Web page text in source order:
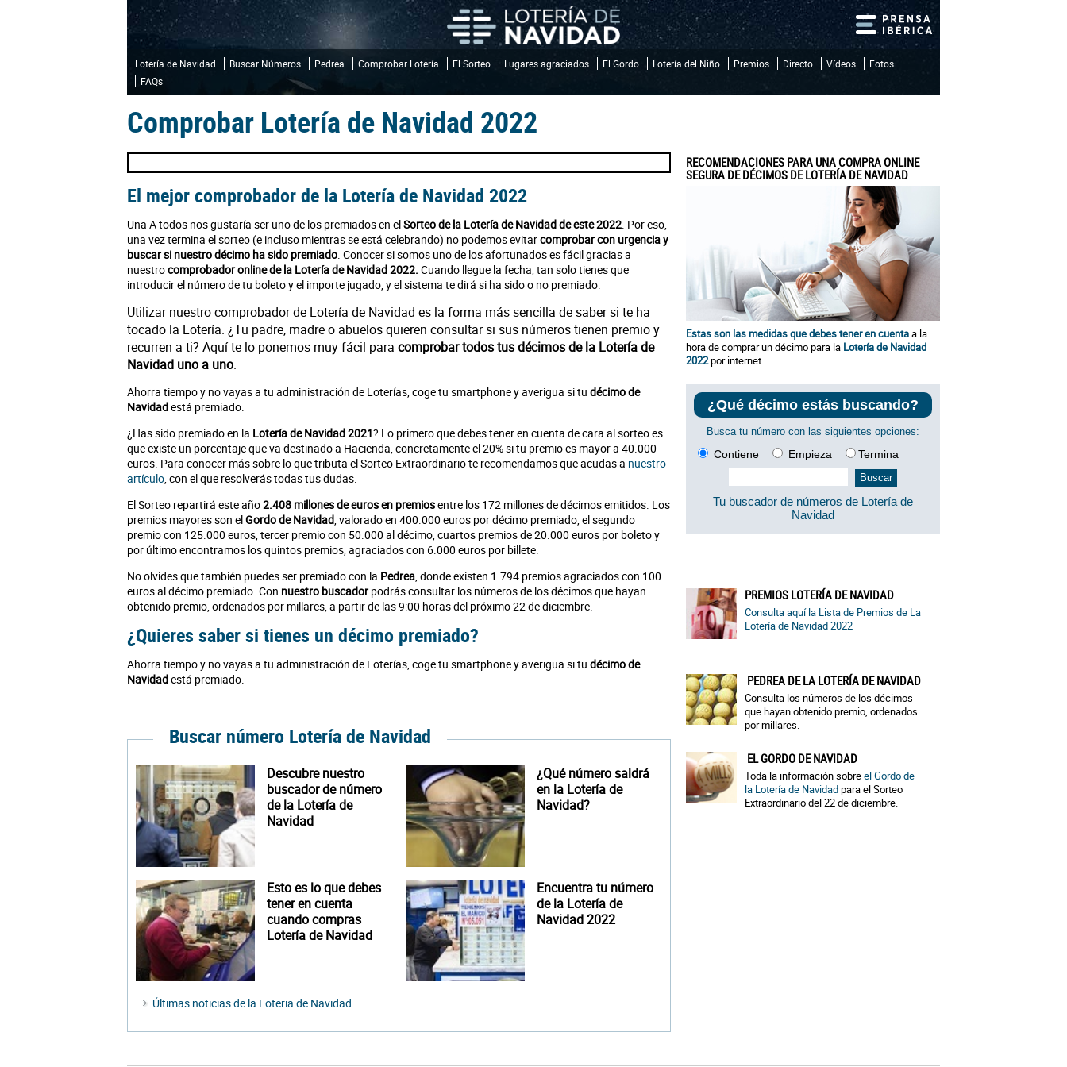
Lotería de Navidad Buscar Números Pedrea Comprobar Lotería El Sorteo Lugares agraciados El Gordo Lotería del Niño Premios Directo Vídeos
Fotos
FAQs
Comprobar Lotería de Navidad 2022
El mejor comprobador de la Lotería de Navidad 2022
Una A todos nos gustaría ser uno de los premiados en elSorteo de la Lotería de Navidad de este 2022. Por eso,
una vez termina el sorteo (e incluso mientras se está celebrando) no podemos evitarcomprobar con urgencia y
buscar si nuestro décimo ha sido premiado. Conocer si somos uno de los afortunados es fácil gracias a
nuestrocomprobador online de la Lotería de Navidad 2022. Cuando llegue la fecha, tan solo tienes que
introducir el número de tu boleto y el importe jugado, y el sistema te dirá si ha sido o no premiado.
Utilizar nuestro comprobador de Lotería de Navidad es la forma más sencilla de saber si te ha
tocado la Lotería. ¿Tu padre, madre o abuelos quieren consultar si sus números tienen premio y
recurren a ti? Aquí te lo ponemos muy fácil para comprobar todos tus décimos de la Lotería de
Navidad uno a uno.
Ahorra tiempo y no vayas a tu administración de Loterías, coge tu smartphone y averigua si tu décimo de
Navidadestá premiado.
¿Has sido premiado en la Lotería de Navidad 2021? Lo primero que debes tener en cuenta de cara al sorteo es
que existe un porcentaje que va destinado a Hacienda, concretamente el 20% si tu premio es mayor a 40.000
euros. Para conocer más sobre lo que tributa el Sorteo Extraordinario te recomendamos que acudas a nuestro
artículo, con el que resolverás todas tus dudas.
El Sorteo repartirá este año2.408 millones de euros en premiosentre los 172 millones de décimos emitidos. Los
premios mayores son elGordo de Navidad, valorado en 400.000 euros por décimo premiado, el segundo
premio con 125.000 euros, tercer premio con 50.000 al décimo, cuartos premios de 20.000 euros por boleto y
por último encontramos los quintos premios, agraciados con 6.000 euros por billete.
No olvides que también puedes ser premiado con la Pedrea, donde existen 1.794 premios agraciados con 100
euros al décimo premiado. Con nuestro buscadorpodrás consultar los números de los décimos que hayan
obtenido premio, ordenados por millares, a partir de las 9:00 horas del próximo 22 de diciembre.
¿Quieres saber si tienes un décimo premiado?
Ahorra tiempo y no vayas a tu administración de Loterías, coge tu smartphone y averigua si tu décimo de
Navidadestá premiado.
Buscar número Lotería de Navidad
Descubre nuestro
buscador de número
de la Lotería de
Navidad
¿Qué número saldrá
en la Lotería de
Navidad?
Esto es lo que debes
tener en cuenta
cuando compras
Lotería de Navidad
Encuentra tu número
de la Lotería de
Navidad 2022
Últimas noticias de la Loteria de Navidad
RECOMENDACIONES PARA UNA COMPRA ONLINE
SEGURA DE DÉCIMOS DE LOTERÍA DE NAVIDAD
Estas son las medidas que debes tener en cuentaa la
hora de comprar un décimo para la Lotería de Navidad
2022por internet.
¿Qué décimo estás buscando?
Busca tu número con las siguientes opciones:
Contiene Empieza Termina
Tu buscador de números de Lotería de
Navidad
PREMIOS LOTERÍA DE NAVIDAD
Consulta aquí la Lista de Premios de La
Lotería de Navidad 2022
PEDREA DE LA LOTERÍA DE NAVIDAD
Consulta los números de los décimos
que hayan obtenido premio, ordenados
por millares.
EL GORDO DE NAVIDAD
Toda la información sobreel Gordo de
la Lotería de Navidadpara el Sorteo
Extraordinario del 22 de diciembre.